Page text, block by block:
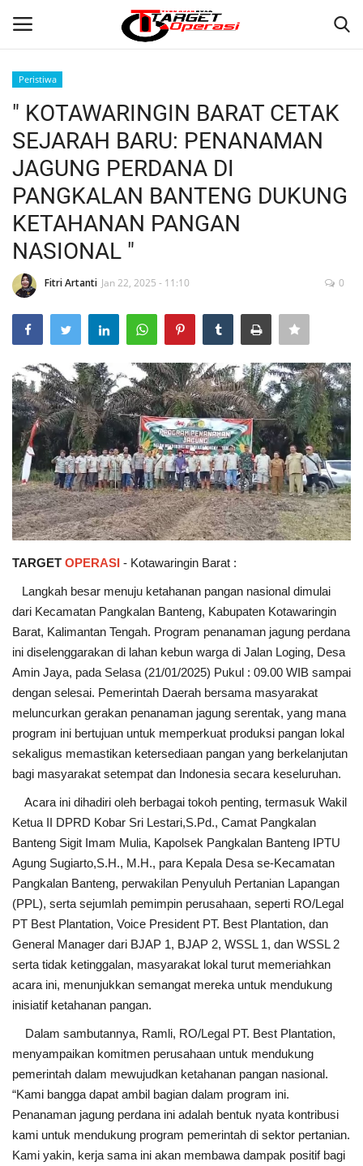
Home
Contact
NASIONAL
TO.CHANEL
Peristiwa
" KOTAWARINGIN BARAT CETAK
SEJARAH BARU: PENANAMAN
JAGUNG PERDANA DI
PANGKALAN BANTENG DUKUNG
KETAHANAN PANGAN
NASIONAL "
Fitri Artanti Jan 22, 2025 - 11:10 0
TARGET OPERASI - Kotawaringin Barat :
Langkah besar menuju ketahanan pangan nasional dimulai
dari Kecamatan Pangkalan Banteng, Kabupaten Kotawaringin
Barat, Kalimantan Tengah. Program penanaman jagung perdana
ini diselenggarakan di lahan kebun warga di Jalan Loging, Desa
Amin Jaya, pada Selasa (21/01/2025) Pukul : 09.00 WIB sampai
dengan selesai. Pemerintah Daerah bersama masyarakat
meluncurkan gerakan penanaman jagung serentak, yang mana
program ini bertujuan untuk memperkuat produksi pangan lokal
sekaligus memastikan ketersediaan pangan yang berkelanjutan
bagi masyarakat setempat dan Indonesia secara keseluruhan.
Acara ini dihadiri oleh berbagai tokoh penting, termasuk Wakil
Ketua II DPRD Kobar Sri Lestari,S.Pd., Camat Pangkalan
Banteng Sigit Imam Mulia, Kapolsek Pangkalan Banteng IPTU
Agung Sugiarto,S.H., M.H., para Kepala Desa se-Kecamatan
Pangkalan Banteng, perwakilan Penyuluh Pertanian Lapangan
(PPL), serta sejumlah pemimpin perusahaan, seperti RO/Legal
PT Best Plantation, Voice President PT. Best Plantation, dan
General Manager dari BJAP 1, BJAP 2, WSSL 1, dan WSSL 2
serta tidak ketinggalan, masyarakat lokal turut memeriahkan
acara ini, menunjukkan semangat mereka untuk mendukung
inisiatif ketahanan pangan.
Dalam sambutannya, Ramli, RO/Legal PT. Best Plantation,
menyampaikan komitmen perusahaan untuk mendukung
pemerintah dalam mewujudkan ketahanan pangan nasional.
“Kami bangga dapat ambil bagian dalam program ini.
Penanaman jagung perdana ini adalah bentuk nyata kontribusi
kami untuk mendukung program pemerintah di sektor pertanian.
Kami yakin, kerja sama ini akan membawa dampak positif bagi